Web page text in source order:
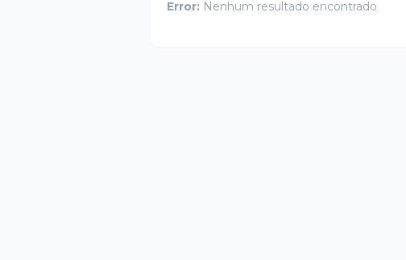
Error: Nenhum resultado encontrado